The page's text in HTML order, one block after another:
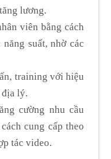
lương.
viên bằng cách
suất, nhờ các
training với hiệu
địa lý.
cường nhu cầu
cung cấp theo
tác video.